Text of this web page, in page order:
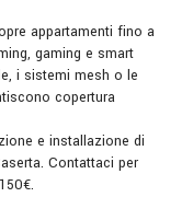
appartamenti fino a
gaming e smart
i sistemi mesh o le
copertura
e installazione di
Contattaci per